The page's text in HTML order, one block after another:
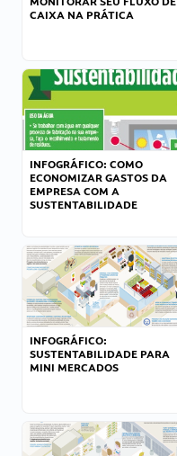
CAIXA NA PRÁTICA
INFOGRÁFICO: COMO
ECONOMIZAR GASTOS DA
EMPRESA COM A
SUSTENTABILIDADE
INFOGRÁFICO:
SUSTENTABILIDADE PARA
MINI MERCADOS